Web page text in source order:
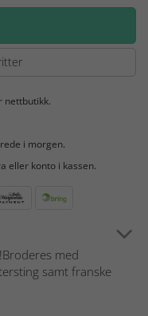
nettbutikk.
i morgen.
eller konto i kassen.
med
samt franske